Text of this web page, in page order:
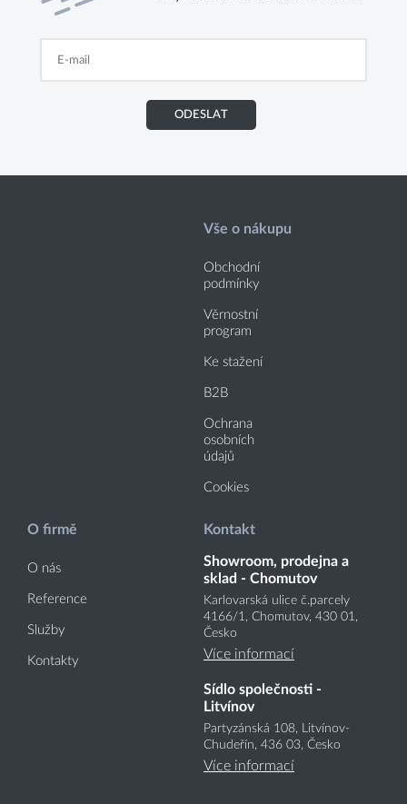
ODESLAT
Vše o nákupu
Obchodní
podmínky
Věrnostní
program
Ke stažení
B2B
Ochrana
osobních
údajů
Cookies
O firmě
O nás
Reference
Služby
Kontakty
Kontakt
Showroom, prodejna a
sklad - Chomutov
Karlovarská ulice č.parcely
4166/1, Chomutov, 430 01,
Česko
Více informací
Sídlo společnosti -
Litvínov
Partyzánská 108, Litvínov-
Chudeřín, 436 03, Česko
Více informací